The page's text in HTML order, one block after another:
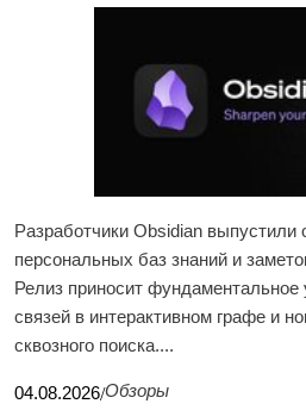
Разработчики Obsidian выпустили
персональных баз знаний и
Релиз приносит фундаментальное
связей в интерактивном графе и
сквозного поиска....
04.08.2026/Обзоры